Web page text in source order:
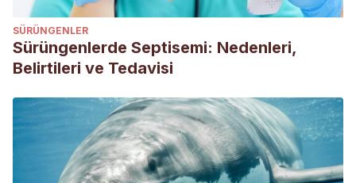
https://es.wikipedia.org/wiki/Otocolobus_manul
Catopuma badia
2020]. Available from:
Caracal caracal[Internet]. Es.wikipedia.org. [cited 6 June
2020]. Available from:
https://es.wikipedia.org/wiki/Caracal_caracal
Herpailurus yagouaroundi[Internet]. Es.wikipedia.org. [cited
SÜRÜNGENLER
Sürüngenlerde Septisemi: Nedenleri,
Belirtileri ve Tedavisi